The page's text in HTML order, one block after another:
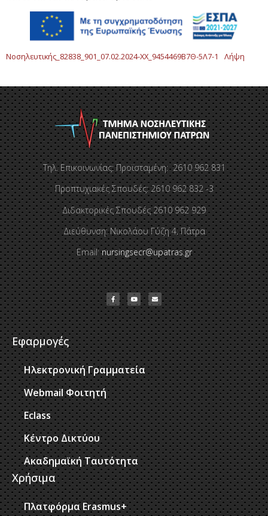
Νοσηλευτικής_82838_901_07.02.2024-ΧΧ_9454469Β7Θ-5Λ7-1 Λήψη
Τηλ. Επικοινωνίας: Προϊσταμένη: 2610 962 831
Προπτυχιακές Σπουδές: 2610 962 832 -3
Διδακτορικές Σπουδές 2610 962 929
Διεύθυνση: Νικολάου Γύζη 4, Πάτρα
Email:nursingsecr@upatras.gr
Εφαρμογές
Ηλεκτρονική Γραμματεία
Webmail Φοιτητή
Eclass
Κέντρο Δικτύου
Ακαδημαϊκή Ταυτότητα
Χρήσιμα
Πλατφόρμα Erasmus+